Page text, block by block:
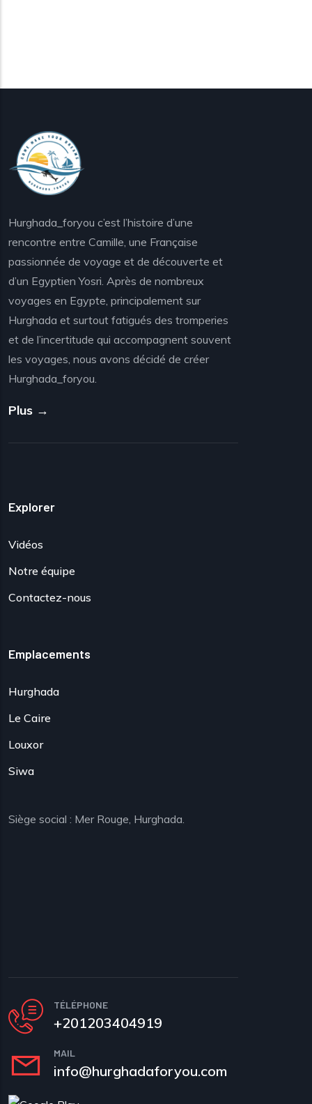
Hurghada_foryou c’est l’histoire d’une
rencontre entre Camille, une Française
passionnée de voyage et de découverte et
d’un Egyptien Yosri. Après de nombreux
voyages en Egypte, principalement sur
Hurghada et surtout fatigués des tromperies
et de l’incertitude qui accompagnent souvent
les voyages, nous avons décidé de créer
Hurghada_foryou.
Plus →
Explorer
Vidéos
Notre équipe
Contactez-nous
Emplacements
Hurghada
Le Caire
Louxor
Siwa
Siège social : Mer Rouge, Hurghada.
TÉLÉPHONE
+201203404919
MAIL
info@hurghadaforyou.com